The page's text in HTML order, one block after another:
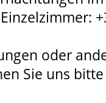
oder
Sie uns